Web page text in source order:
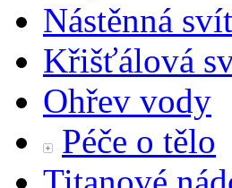
Nástěnná
Křišťálová
Ohřev vody
Péče o tělo